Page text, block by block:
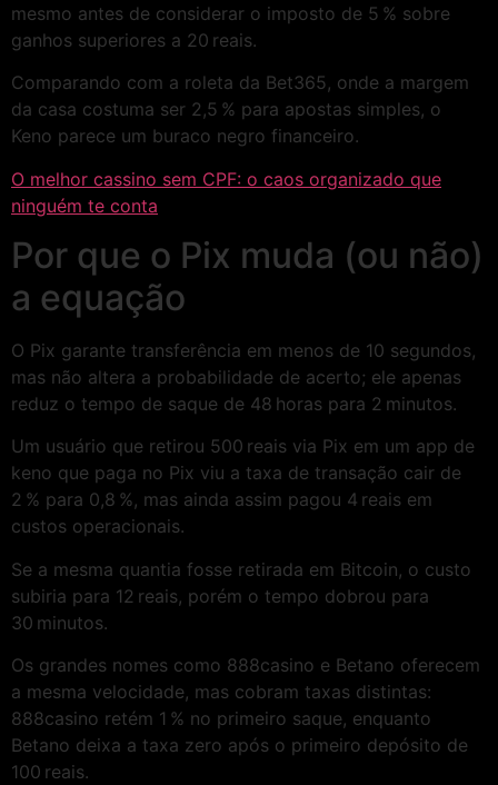
mesmo antes de considerar o imposto de 5 % sobre
ganhos superiores a 20 reais.
Comparando com a roleta da Bet365, onde a margem
da casa costuma ser 2,5 % para apostas simples, o
Keno parece um buraco negro financeiro.
O melhor cassino sem CPF: o caos organizado que
ninguém te conta
Por que o Pix muda (ou não)
a equação
O Pix garante transferência em menos de 10 segundos,
mas não altera a probabilidade de acerto; ele apenas
reduz o tempo de saque de 48 horas para 2 minutos.
Um usuário que retirou 500 reais via Pix em um app de
keno que paga no Pix viu a taxa de transação cair de
2 % para 0,8 %, mas ainda assim pagou 4 reais em
custos operacionais.
Se a mesma quantia fosse retirada em Bitcoin, o custo
subiria para 12 reais, porém o tempo dobrou para
30 minutos.
Os grandes nomes como 888casino e Betano oferecem
a mesma velocidade, mas cobram taxas distintas:
888casino retém 1 % no primeiro saque, enquanto
Betano deixa a taxa zero após o primeiro depósito de
100 reais.